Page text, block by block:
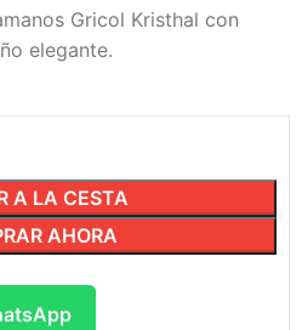
Gricol Kristhal con
elegante.
A LA CESTA
AHORA